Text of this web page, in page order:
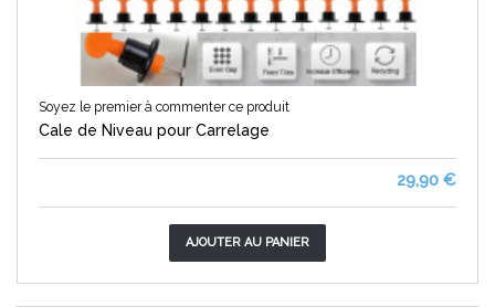
Soyez le premier à commenter ce produit
Cale de Niveau pour Carrelage
29,90 €
AJOUTER AU PANIER